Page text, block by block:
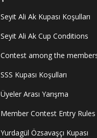
Seyit Ali Ak Kupası Koşulları
Seyit Ali Ak Cup Conditions
Contest among the
SSS Kupası Koşulları
Üyeler Arası Yarışma
Member Contest Entry Rules
Yurdagül Özsavaşçı Kupası